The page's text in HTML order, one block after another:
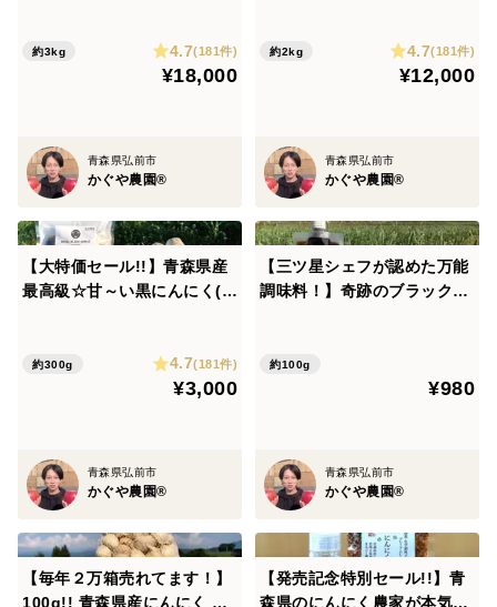
通常黒にんにくは、青果で出荷できないハネの部分のに
んにくを使用することが多いのですが、かぐや農園は
法で黒にんにくへと熟成させております！！
⇒にんにくを、低温長期熟成しただけの発酵食品なんで
す！！
添加物は一切不使用！！「にんにくを熟成しただけで、
ただく程です☆
様々な効果が期待されている、今話題のスーパーフード
Q、どうやって食べるの？？
クリームチーズ、サラダなどに入れていたいても◎！！
プルーンやレーズンのように甘酸っぱいので、ヨーグル
約3kg 4.7(181件)
¥18,000
青森県弘前市
かぐや農園®
約2kg 4.7(181件)
¥12,000
青森県弘前市
かぐや農園®
【大特価セール!!】青森県産
最高級☆甘～い黒にんにく(1
約300g 4.7(181件)
¥3,000
青森県弘前市
かぐや農園®
【三ツ星シェフが認めた万能
調味料！】奇跡のブラックフ
んにく【メール便】
約100g
¥980
青森県弘前市
かぐや農園®
【毎年２万箱売れてます！】
100g!! 青森県産にんにく 最
【発売記念特別セール!!】青
森県のにんにく農家が本気出